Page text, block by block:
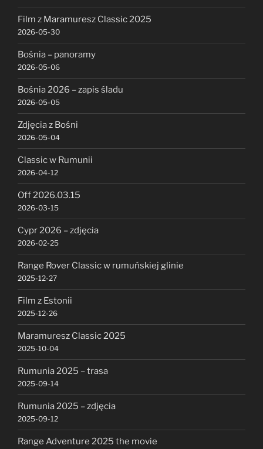
Film z Maramuresz Classic 2025
2026-05-30
Bośnia – panoramy
2026-05-06
Bośnia 2026 – zapis śladu
2026-05-05
Zdjęcia z Bośni
2026-05-04
Classic w Rumunii
2026-04-12
Off 2026.03.15
2026-03-15
Cypr 2026 – zdjęcia
2026-02-25
Range Rover Classic w rumuńskiej glinie
2025-12-27
Film z Estonii
2025-12-26
Maramuresz Classic 2025
2025-10-04
Rumunia 2025 – trasa
2025-09-14
Rumunia 2025 – zdjęcia
2025-09-12
Range Adventure 2025 the movie